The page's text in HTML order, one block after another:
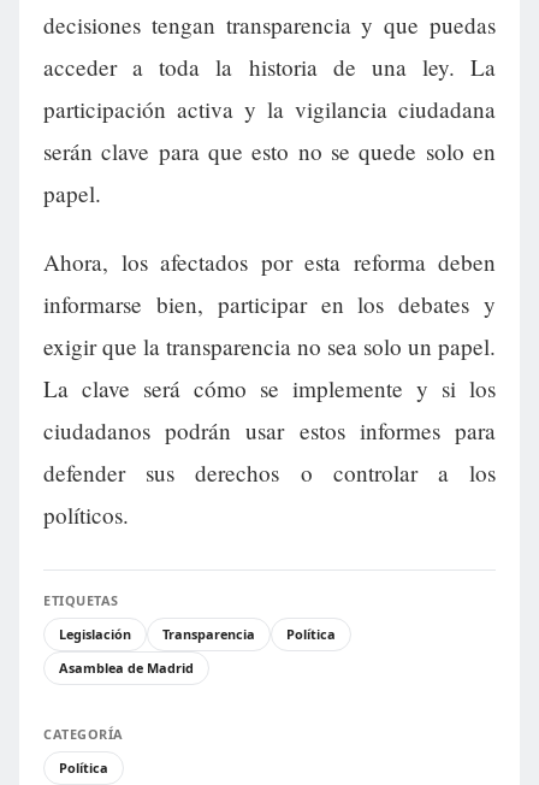
decisiones tengan transparencia y que puedas
acceder a toda la historia de una ley. La
participación activa y la vigilancia ciudadana
serán clave para que esto no se quede solo en
papel.
Ahora, los afectados por esta reforma deben
informarse bien, participar en los debates y
exigir que la transparencia no sea solo un papel.
La clave será cómo se implemente y si los
ciudadanos podrán usar estos informes para
defender sus derechos o controlar a los
políticos.
ETIQUETAS
Legislación
Transparencia
Política
Asamblea de Madrid
CATEGORÍA
Política